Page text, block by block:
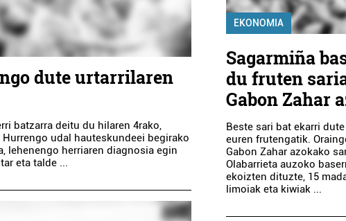
dute urtarrilaren
batzarra deitu du hilaren 4rako,
udal hauteskundeei begirako
lehenengo herriaren diagnosia egin
eta talde ...
EKONOMIA
Sagarmiña
du fruten
Gabon Zahar
Beste sari bat ekarri
euren frutengatik.
Gabon Zahar azokako
Olabarrieta auzoko
ekoizten dituzte, 15
limoiak eta kiwiak ...